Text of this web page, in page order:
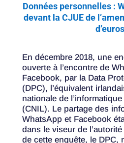
Données personnelles :
devant la CJUE de
d’euros
En décembre 2018, une
ouverte à l’encontre de
Facebook, par la Data
(DPC), l’équivalent
nationale de
(CNIL). Le partage des
WhatsApp et Facebook
dans le viseur de
de cette enquête, le DPC,